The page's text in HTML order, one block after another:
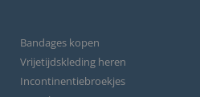
Bandages kopen
Vrijetijdskleding heren
Incontinentiebroekjes